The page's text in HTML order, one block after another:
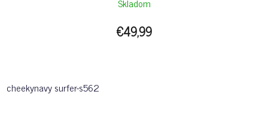
€49,99
cheekynavy surfer-s562